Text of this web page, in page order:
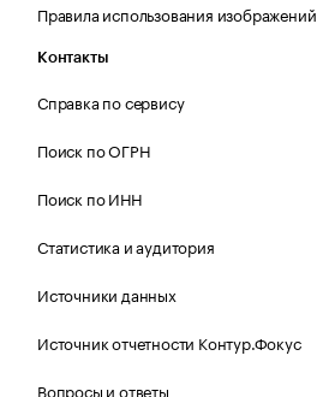
Правила использования изображений
Контакты
Справка по сервису
Поиск по ОГРН
Поиск по ИНН
Статистика и аудитория
Источники данных
Источник отчетности Контур.Фокус
Вопросы и ответы